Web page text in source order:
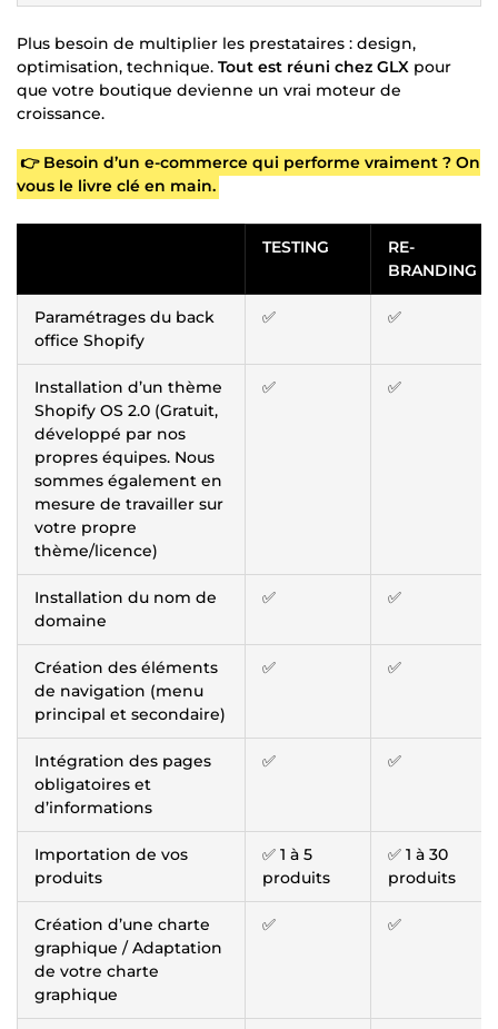
Plus besoin de multiplier les prestataires : design,
optimisation, technique. Tout est réuni chez GLX pour
que votre boutique devienne un vrai moteur de
croissance.
👉 Besoin d’un e-commerce qui performe vraiment ? On
vous le livre clé en main.
TESTING
RE-
BRANDING
Paramétrages du back
office Shopify
✅ ✅
Installation d’un thème
Shopify OS 2.0 (Gratuit,
développé par nos
propres équipes. Nous
sommes également en
mesure de travailler sur
votre propre
thème/licence)
✅ ✅
Installation du nom de
domaine
✅ ✅
Création des éléments
de navigation (menu
principal et secondaire)
✅ ✅
Intégration des pages
obligatoires et
d’informations
✅ ✅
Importation de vos
produits
✅ 1 à 5
produits
✅ 1 à 30
produits
Création d’une charte
graphique / Adaptation
de votre charte
graphique
✅ ✅